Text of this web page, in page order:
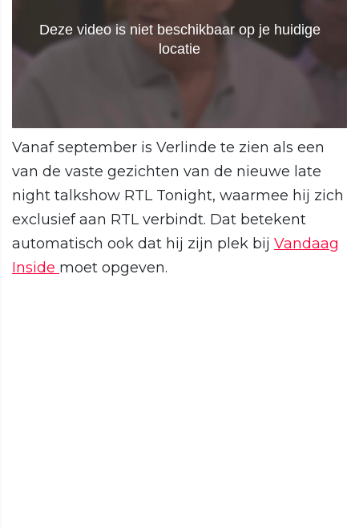
Vanaf september is Verlinde te zien als een
van de vaste gezichten van de nieuwe late
night talkshow RTL Tonight, waarmee hij zich
exclusief aan RTL verbindt. Dat betekent
automatisch ook dat hij zijn plek bij Vandaag
Inside moet opgeven.